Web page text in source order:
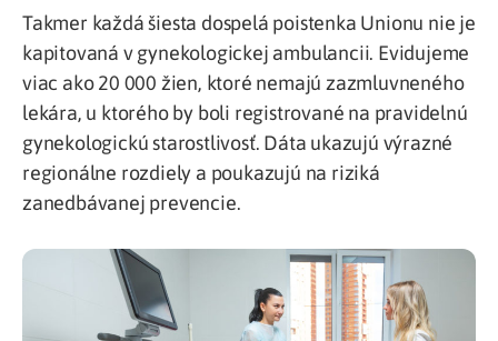
Takmer každá šiesta dospelá poistenka Unionu nie je
kapitovaná v gynekologickej ambulancii. Evidujeme
viac ako 20 000 žien, ktoré nemajú zazmluvneného
lekára, u ktorého by boli registrované na pravidelnú
gynekologickú starostlivosť. Dáta ukazujú výrazné
regionálne rozdiely a poukazujú na riziká
zanedbávanej prevencie.